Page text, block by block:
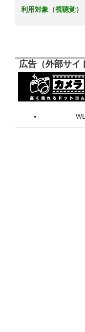
利用対象（視聴覚）
広告（外部サイ